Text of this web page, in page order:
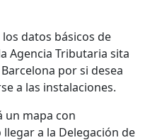
datos básicos de
Agencia Tributaria sita
Barcelona por si desea
a las instalaciones.
un mapa con
a la Delegación de